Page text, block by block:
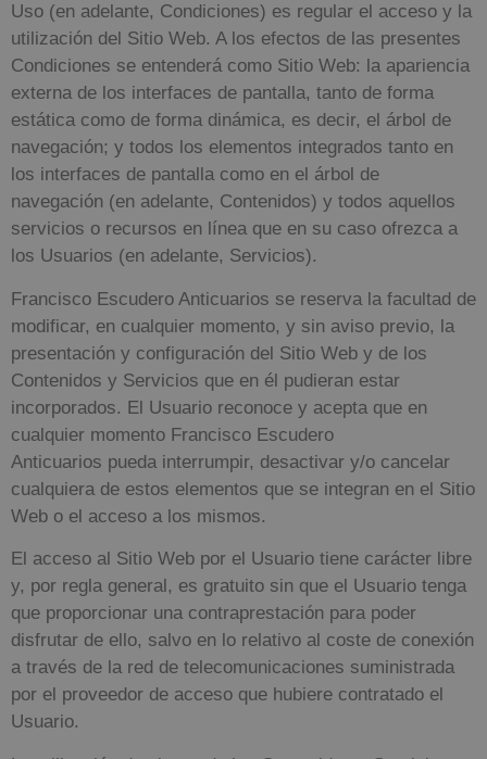
Uso (en adelante, Condiciones) es regular el acceso y la
utilización del Sitio Web. A los efectos de las presentes
Condiciones se entenderá como Sitio Web: la apariencia
externa de los interfaces de pantalla, tanto de forma
estática como de forma dinámica, es decir, el árbol de
navegación; y todos los elementos integrados tanto en
los interfaces de pantalla como en el árbol de
navegación (en adelante, Contenidos) y todos aquellos
servicios o recursos en línea que en su caso ofrezca a
los Usuarios (en adelante, Servicios).
Francisco Escudero Anticuarios se reserva la facultad de
modificar, en cualquier momento, y sin aviso previo, la
presentación y configuración del Sitio Web y de los
Contenidos y Servicios que en él pudieran estar
incorporados. El Usuario reconoce y acepta que en
cualquier momento Francisco Escudero
Anticuarios pueda interrumpir, desactivar y/o cancelar
cualquiera de estos elementos que se integran en el Sitio
Web o el acceso a los mismos.
El acceso al Sitio Web por el Usuario tiene carácter libre
y, por regla general, es gratuito sin que el Usuario tenga
que proporcionar una contraprestación para poder
disfrutar de ello, salvo en lo relativo al coste de conexión
a través de la red de telecomunicaciones suministrada
por el proveedor de acceso que hubiere contratado el
Usuario.